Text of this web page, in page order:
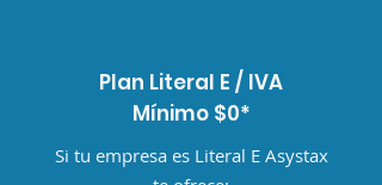
Plan Literal E / IVA
Mínimo $0*
Si tu empresa es Literal E Asystax